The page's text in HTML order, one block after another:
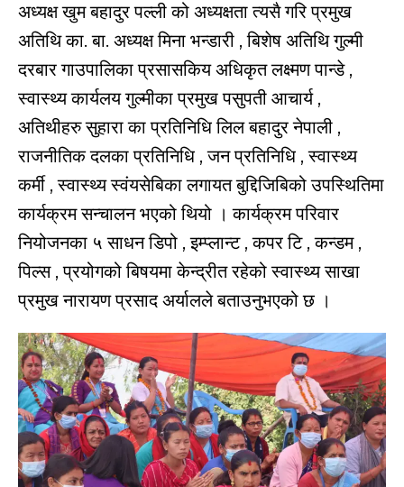
अध्यक्ष खुम बहादुर पल्ली को अध्यक्षता त्यसै गरि प्रमुख
अतिथि का. बा. अध्यक्ष मिना भन्डारी , बिशेष अतिथि गुल्मी
दरबार गाउपालिका प्रसासकिय अधिकृत लक्ष्मण पान्डे ,
स्वास्थ्य कार्यलय गुल्मीका प्रमुख पसुपती आचार्य ,
अतिथीहरु सुहारा का प्रतिनिधि लिल बहादुर नेपाली ,
राजनीतिक दलका प्रतिनिधि , जन प्रतिनिधि , स्वास्थ्य
कर्मी , स्वास्थ्य स्वंयसेबिका लगायत बुद्दिजिबिको उपस्थितिमा
कार्यक्रम सन्चालन भएको थियो । कार्यक्रम परिवार
नियोजनका ५ साधन डिपो , इम्प्लान्ट , कपर टि , कन्डम ,
पिल्स , प्रयोगको बिषयमा केन्द्रीत रहेको स्वास्थ्य साखा
प्रमुख नारायण प्रसाद अर्यालले बताउनुभएको छ ।